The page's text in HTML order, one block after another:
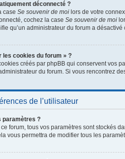
déconnecté ?
case Se souvenir de moi lors de votre
cochez la case Se souvenir de moi
qu’un administrateur du forum a désactivé
les cookies du forum » ?
créés par phpBB qui conservent vos
du forum. Si vous rencontrez
de l’utilisateur
paramètres ?
forum, tous vos paramètres sont stockés
vous permettra de modifier tous les